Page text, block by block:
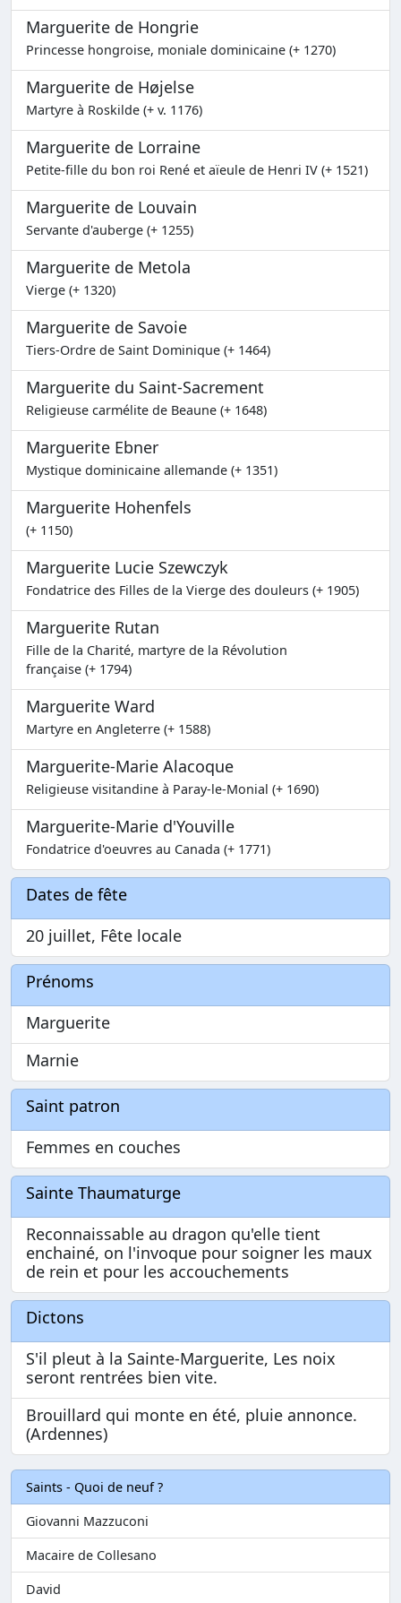
Marguerite de Hongrie
Princesse hongroise, moniale dominicaine (+ 1270)
Marguerite de Højelse
Martyre à Roskilde (+ v. 1176)
Marguerite de Lorraine
Petite-fille du bon roi René et aïeule de Henri IV (+ 1521)
Marguerite de Louvain
Servante d'auberge (+ 1255)
Marguerite de Metola
Vierge (+ 1320)
Marguerite de Savoie
Tiers-Ordre de Saint Dominique (+ 1464)
Marguerite du Saint-Sacrement
Religieuse carmélite de Beaune (+ 1648)
Marguerite Ebner
Mystique dominicaine allemande (+ 1351)
Marguerite Hohenfels
(+ 1150)
Marguerite Lucie Szewczyk
Fondatrice des Filles de la Vierge des douleurs (+ 1905)
Marguerite Rutan
Fille de la Charité, martyre de la Révolution
française (+ 1794)
Marguerite Ward
Martyre en Angleterre (+ 1588)
Marguerite-Marie Alacoque
Religieuse visitandine à Paray-le-Monial (+ 1690)
Marguerite-Marie d'Youville
Fondatrice d'oeuvres au Canada (+ 1771)
Dates de fête
20 juillet, Fête locale
Prénoms
Marguerite
Marnie
Saint patron
Femmes en couches
Sainte Thaumaturge
Reconnaissable au dragon qu'elle tient
enchainé, on l'invoque pour soigner les maux
de rein et pour les accouchements
Dictons
S'il pleut à la Sainte-Marguerite, Les noix
seront rentrées bien vite.
Brouillard qui monte en été, pluie annonce.
(Ardennes)
Saints - Quoi de neuf ?
Giovanni Mazzuconi
Macaire de Collesano
David